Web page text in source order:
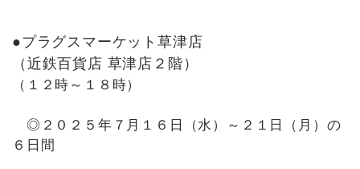
●プラグスマーケット草津店
（近鉄百貨店 草津店２階）
（１２時～１８時）
◎２０２５年７月１６日（水）～２１日（月）の
６日間